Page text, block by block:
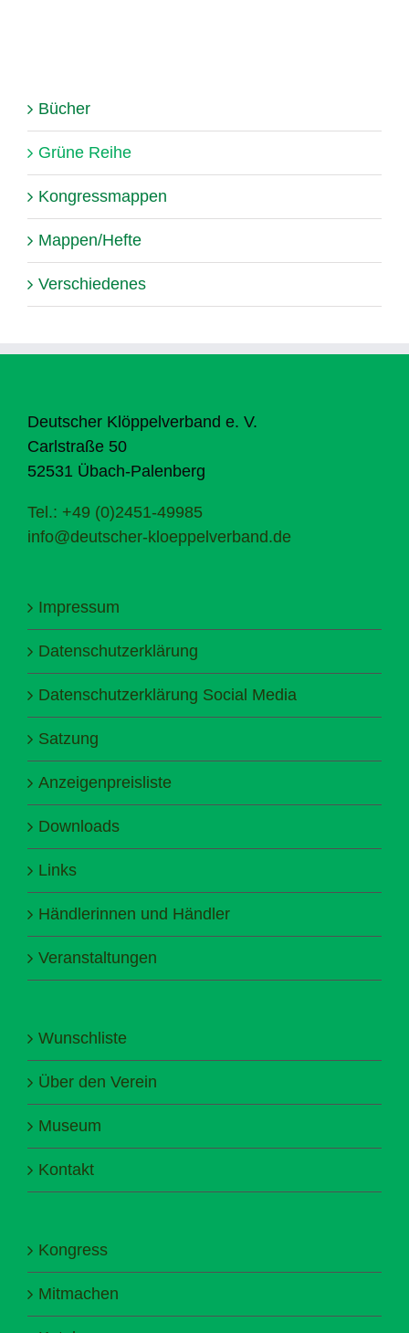
Bücher
Grüne Reihe
Kongressmappen
Mappen/Hefte
Verschiedenes
Deutscher Klöppelverband e. V.
Carlstraße 50
52531 Übach-Palenberg
Tel.: +49 (0)2451-49985
info@deutscher-kloeppelverband.de
Impressum
Datenschutzerklärung
Datenschutzerklärung Social Media
Satzung
Anzeigenpreisliste
Downloads
Links
Händlerinnen und Händler
Veranstaltungen
Wunschliste
Über den Verein
Museum
Kontakt
Kongress
Mitmachen